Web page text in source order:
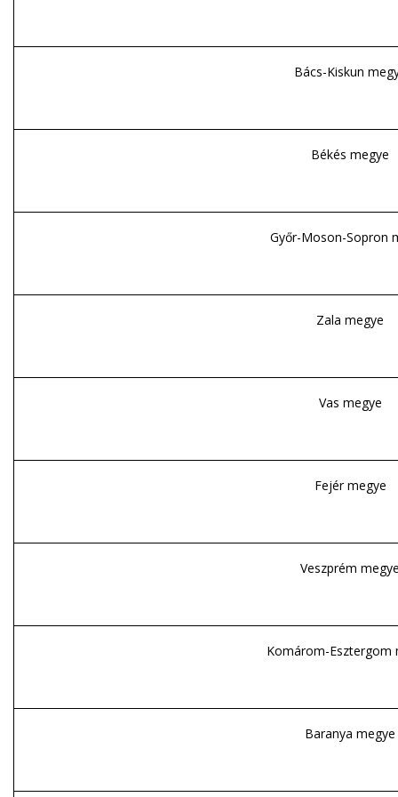
Bács-Kiskun
Békés megye
Győr-Moson-Sopron
Zala megye
Vas megye
Fejér megye
Veszprém megye
Komárom-Esztergom
Baranya megye